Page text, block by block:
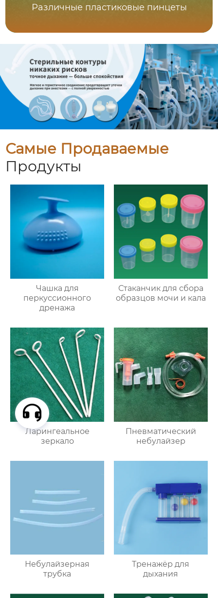
Различные пластиковые пинцеты
Самые Продаваемые
Продукты
Чашка для
перкуссионного
дренажа
Стаканчик для сбора
образцов мочи и кала
Ларингеальное
зеркало
Пневматический
небулайзер
Небулайзерная
трубка
Тренажёр для
дыхания